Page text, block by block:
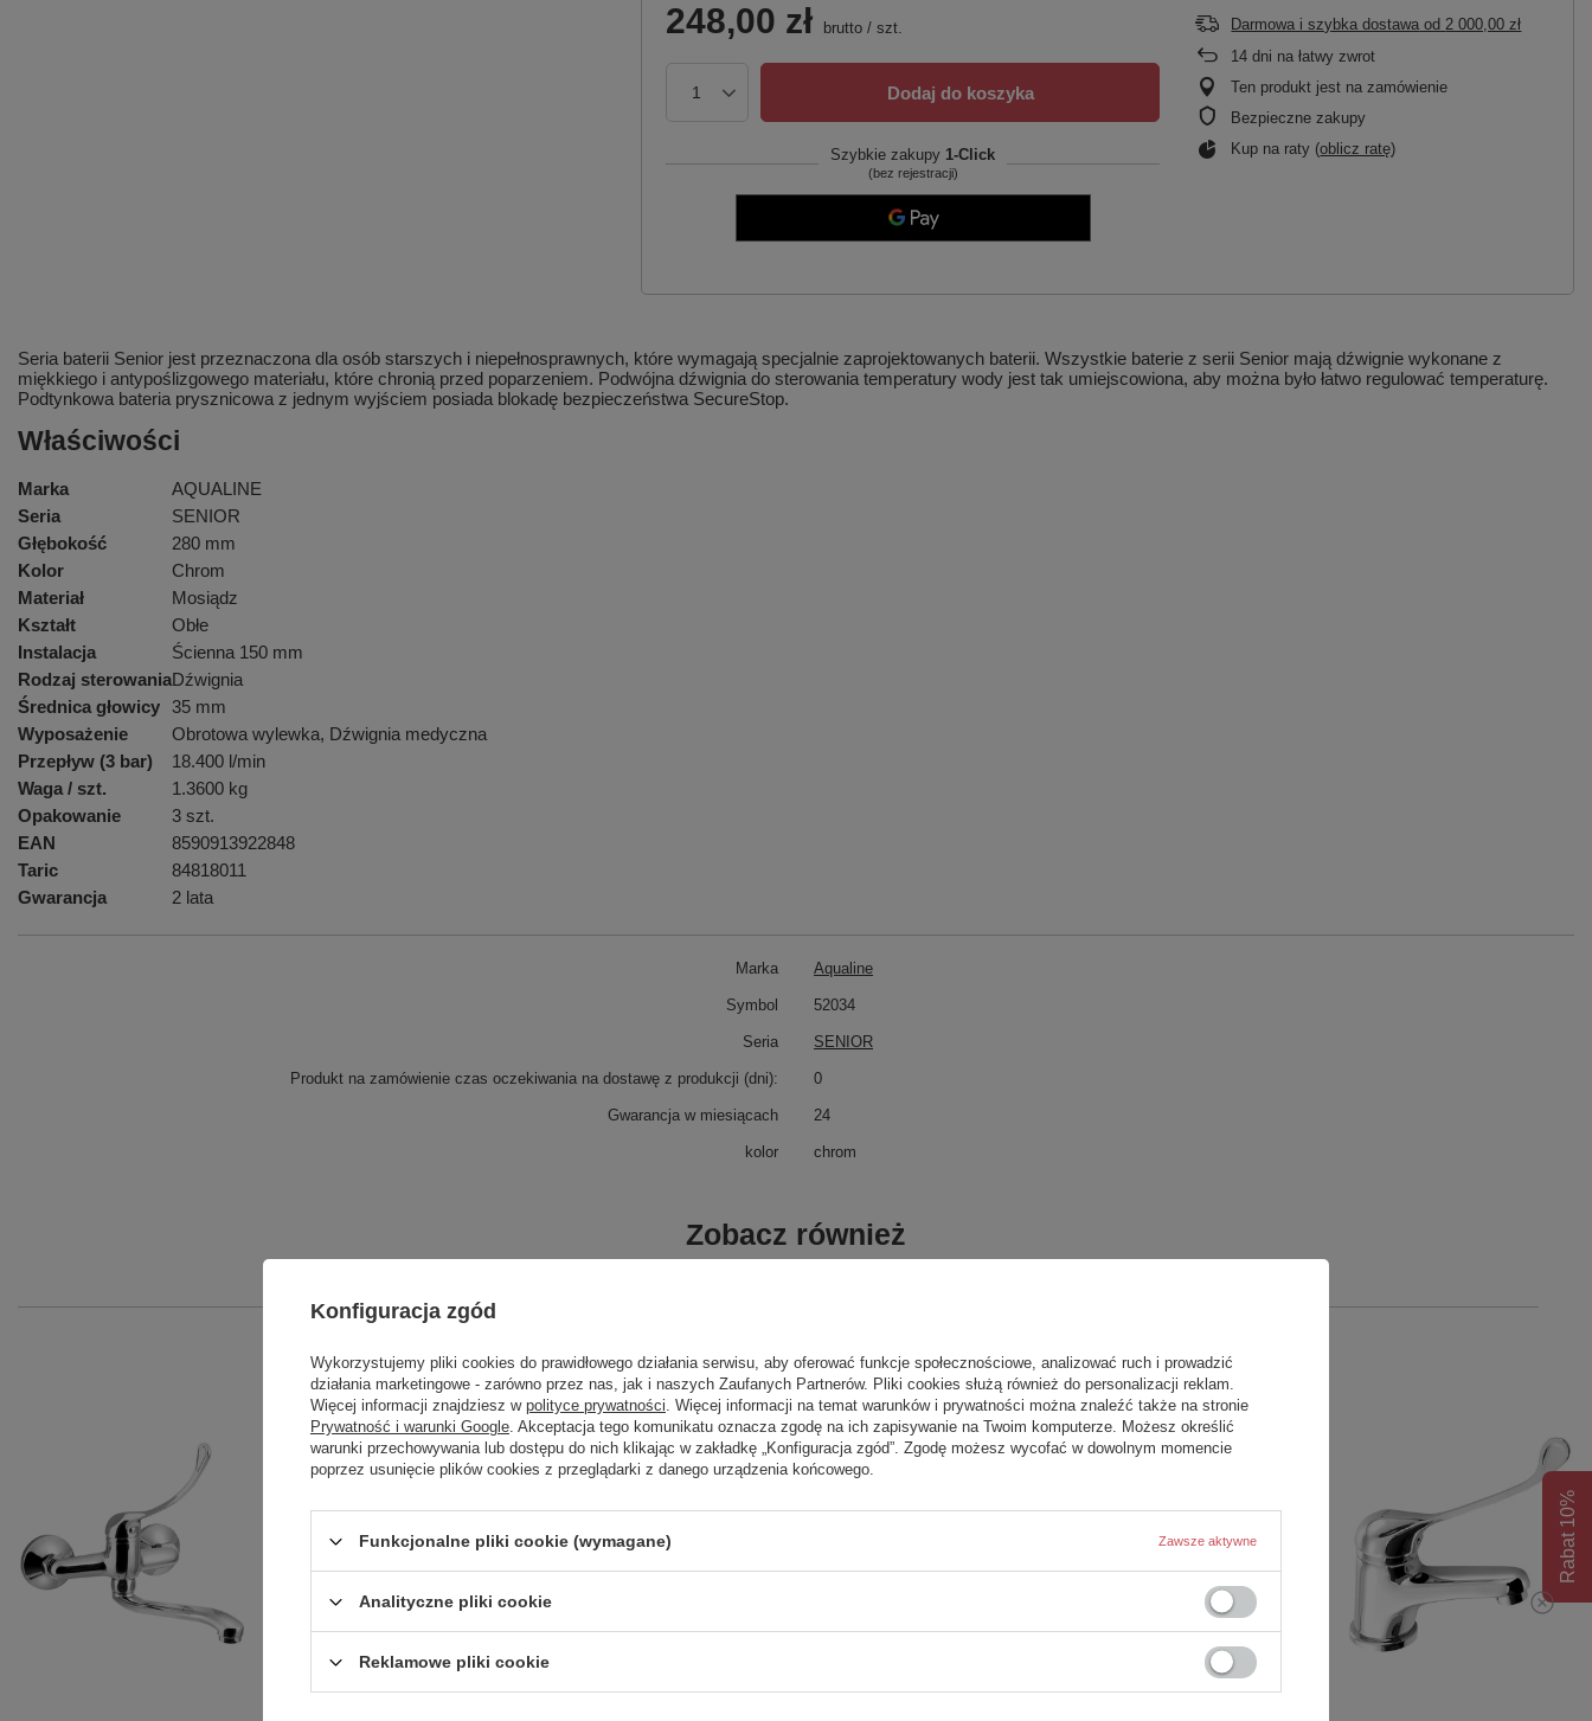
248,00 zł brutto/ szt.
Dodaj do koszyka
Szybkie zakupy 1-Click
(bez rejestracji)
Darmowa i szybka dostawa od2 000,00 zł
14 dni na łatwy zwrot
Ten produkt jest na zamówienie
Bezpieczne zakupy
Kup na raty (oblicz ratę)
Seria baterii Senior jest przeznaczona dla osób starszych i niepełnosprawnych, które wymagają specjalnie zaprojektowanych baterii. Wszystkie baterie z serii Senior mają dźwignie wykonane z
miękkiego i antypoślizgowego materiału, które chronią przed poparzeniem. Podwójna dźwignia do sterowania temperatury wody jest tak umiejscowiona, aby można było łatwo regulować temperaturę.
Podtynkowa bateria prysznicowa z jednym wyjściem posiada blokadę bezpieczeństwa SecureStop.
Właściwości
Marka
AQUALINE
Seria
SENIOR
Głębokość
280 mm
Kolor
Chrom
Materiał
Mosiądz
Kształt
Obłe
Instalacja
Ścienna 150 mm
Rodzaj sterowaniaDźwignia
Średnica głowicy 35 mm
Wyposażenie
Obrotowa wylewka, Dźwignia medyczna
Przepływ (3 bar)
18.400 l/min
Waga / szt.
1.3600 kg
Opakowanie
3 szt.
EAN
8590913922848
Taric
84818011
Gwarancja
2 lata
Marka Aqualine
Symbol 52034
Seria SENIOR
Produkt na zamówienie czas oczekiwania na dostawę z produkcji (dni): 0
Gwarancja w miesiącach 24
kolor chrom
Zobacz również
Rabat 10%
Konfiguracja zgód
Wykorzystujemy pliki cookies do prawidłowego działania serwisu, aby oferować funkcje społecznościowe, analizować ruch i prowadzić
działania marketingowe - zarówno przez nas, jak i naszych Zaufanych Partnerów. Pliki cookies służą również do personalizacji reklam.
Więcej informacji znajdziesz w polityce prywatności. Więcej informacji na temat warunków i prywatności można znaleźć także na stronie
Prywatność i warunki Google. Akceptacja tego komunikatu oznacza zgodę na ich zapisywanie na Twoim komputerze. Możesz określić
warunki przechowywania lub dostępu do nich klikając w zakładkę „Konfiguracja zgód”. Zgodę możesz wycofać w dowolnym momencie
poprzez usunięcie plików cookies z przeglądarki z danego urządzenia końcowego.
Funkcjonalne pliki cookie (wymagane) Zawsze aktywne
Analityczne pliki cookie
Reklamowe pliki cookie